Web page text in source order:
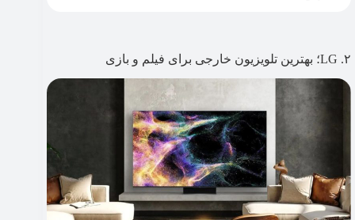
۲. LG؛ بهترین تلویزیون خارجی برای فیلم و بازی